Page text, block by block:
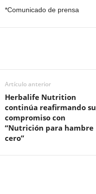
*Comunicado de prensa
Artículo anterior
Herbalife Nutrition
continúa reafirmando su
compromiso con
“Nutrición para hambre
cero”